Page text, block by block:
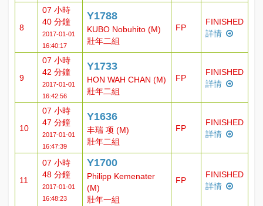
8
07 小時
40 分鐘
2017-01-01
16:40:17
Y1788
KUBO Nobuhito (M)
壯年二組
FP
FINISHED
詳情
9
07 小時
42 分鐘
2017-01-01
16:42:56
Y1733
HON WAH CHAN (M)
壯年二組
FP
FINISHED
詳情
10
07 小時
47 分鐘
2017-01-01
16:47:39
Y1636
丰瑞 项 (M)
壯年二組
FP
FINISHED
詳情
11
07 小時
48 分鐘
2017-01-01
16:48:23
Y1700
Philipp Kemenater
(M)
壯年一組
FP
FINISHED
詳情